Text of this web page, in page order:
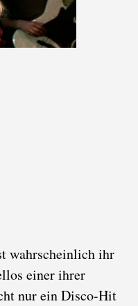
wahrscheinlich ihr
einer ihrer
nur ein Disco-Hit